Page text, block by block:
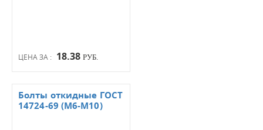
ЦЕНА ЗА : 18.38 РУБ.
Болты откидные ГОСТ
14724-69 (М6-М10)